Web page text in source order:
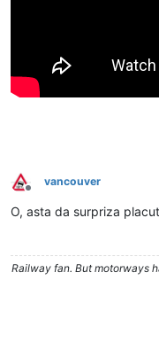
Deconectat
vancouver
O, asta da surpriza
Railway fan. But motorways